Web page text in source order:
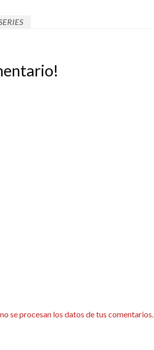
se procesan los datos de tus comentarios.